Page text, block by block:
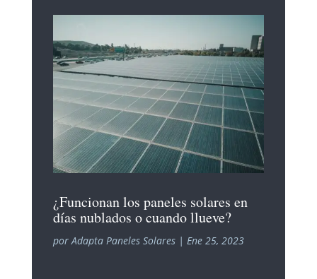
¿Funcionan los paneles solares en
días nublados o cuando llueve?
porAdapta Paneles Solares| Ene 25, 2023